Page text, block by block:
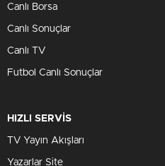
Canlı Borsa
Canlı Sonuçlar
Canlı TV
Futbol Canlı Sonuçlar
HIZLI SERVİS
TV Yayın Akışları
Yazarlar Site